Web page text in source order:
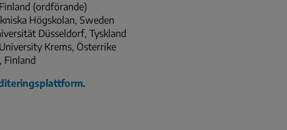
(ordförande)
Högskolan, Sweden
Düsseldorf, Tyskland
Krems, Österrike
Finland